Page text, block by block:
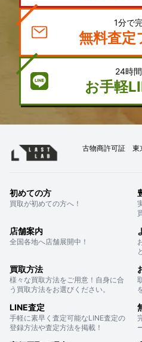
1分で
無料査定
24時
お手軽
古物商許可証 東
初めての方
買取が初めての方へ！
店舗案内
全国各地へ店舗展開中！
買取方法
様々な買取方法をご用意！自身に合
う買取方法をお選びください。
LINE査定
手軽に素早く査定可能なLINE査定の
登録方法や査定方法を掲載！